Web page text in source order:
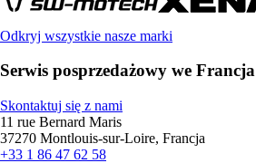
Odkryj wszystkie nasze marki
Serwis posprzedażowy we Francja
Skontaktuj się z nami
11 rue Bernard Maris
37270 Montlouis-sur-Loire, Francja
+33 1 86 47 62 58